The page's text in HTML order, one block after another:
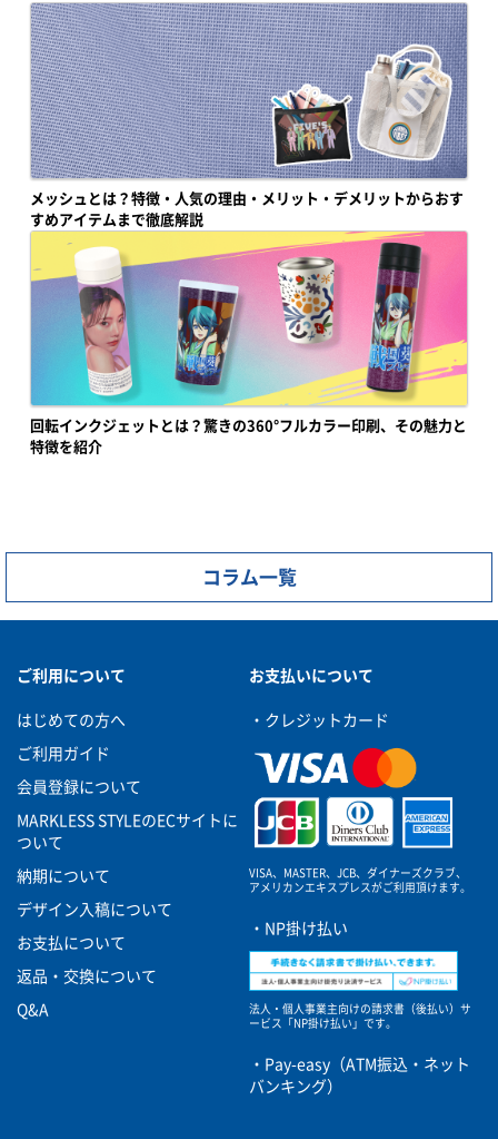
メッシュとは？特徴・人気の理由・メリット・デメリットからおす
すめアイテムまで徹底解説
回転インクジェットとは？驚きの360°フルカラー印刷、その魅力と
特徴を紹介
コラム一覧
ご利用について
はじめての方へ
ご利用ガイド
会員登録について
MARKLESS STYLEのECサイトに
ついて
納期について
デザイン入稿について
お支払について
返品・交換について
Q&A
お支払いについて
・クレジットカード
VISA、MASTER、JCB、ダイナーズクラブ、
アメリカンエキスプレスがご利用頂けます。
・NP掛け払い
法人・個人事業主向けの請求書（後払い）サ
ービス
「NP掛け払い」です。
・Pay-easy（ATM振込・ネット
バンキング）